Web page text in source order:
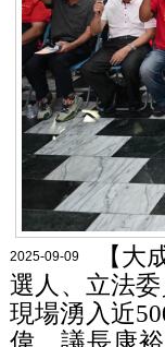
2025-09-09
【大
選人、立法
現場湧入近